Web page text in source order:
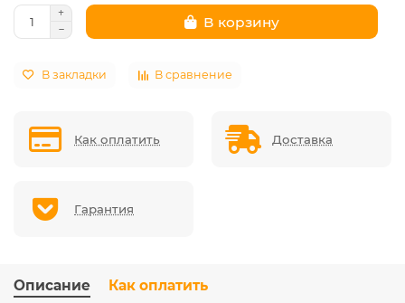
В корзину
В закладки В сравнение
Как оплатить Доставка
Гарантия
Описание Как оплатить